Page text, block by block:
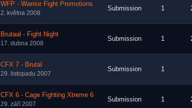
WFP - Warrior Fight Promotions
2. května 2008
Submission 1
Brutaal - Fight Night
17. dubna 2008
Submission 1
CFX 7 - Brutal
29. listopadu 2007
Submission 1
CFX 6 - Cage Fighting Xtreme 6
29. září 2007
Submission 1